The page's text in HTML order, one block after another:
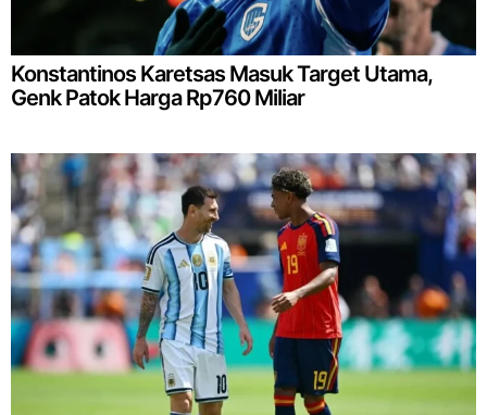
Konstantinos Karetsas Masuk Target Utama,
Genk Patok Harga Rp760 Miliar